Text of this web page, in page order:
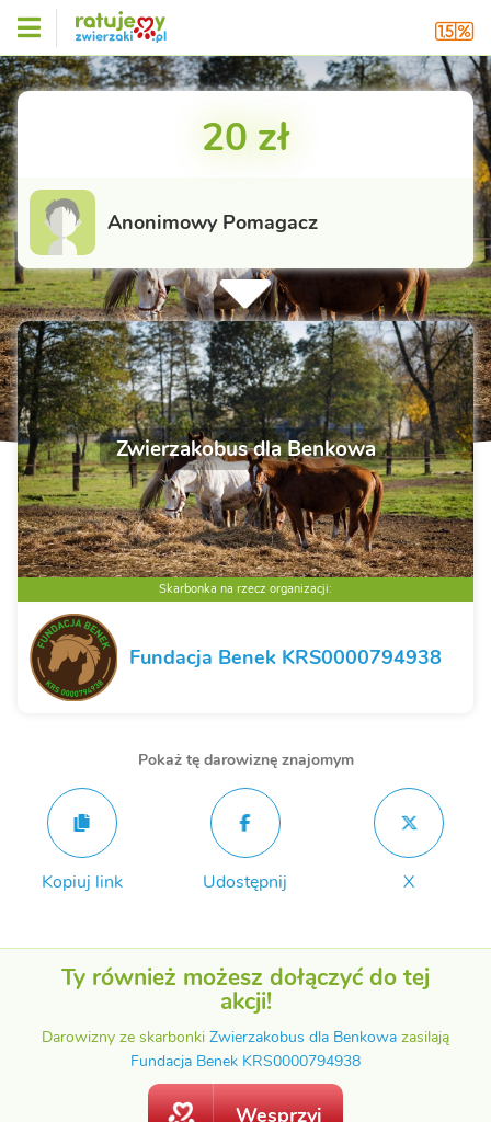
20 zł
Anonimowy Pomagacz
Zwierzakobus dla Benkowa
Skarbonka na rzecz organizacji:
Fundacja Benek KRS0000794938
Pokaż tę darowiznę znajomym
Kopiuj link Udostępnij X
Ty również możesz dołączyć do tej
akcji!
Darowizny ze skarbonki Zwierzakobus dla Benkowa zasilają
Fundacja Benek KRS0000794938
Wesprzyj